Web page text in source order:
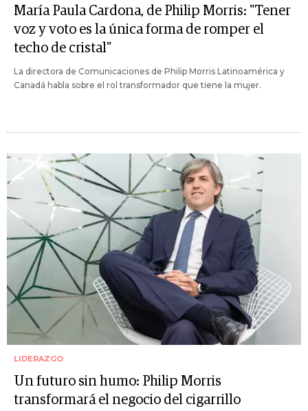
María Paula Cardona, de Philip Morris: "Tener
voz y voto es la única forma de romper el
techo de cristal"
La directora de Comunicaciones de Philip Morris Latinoamérica y
Canadá habla sobre el rol transformador que tiene la mujer.
LIDERAZGO
Un futuro sin humo: Philip Morris
transformará el negocio del cigarrillo